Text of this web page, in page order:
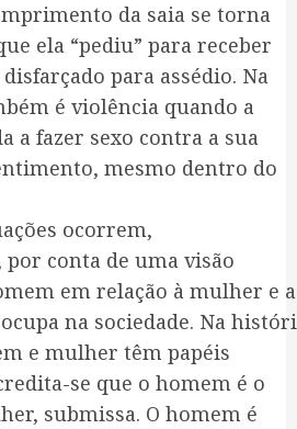
da saia se torna
ela “pediu” para receber
para assédio. Na
é violência quando a
a fazer sexo contra a sua
mesmo dentro do
ocorrem,
conta de uma visão
em relação à mulher e a
na sociedade. Na
e mulher têm papéis
se que o homem é o
submissa. O homem é